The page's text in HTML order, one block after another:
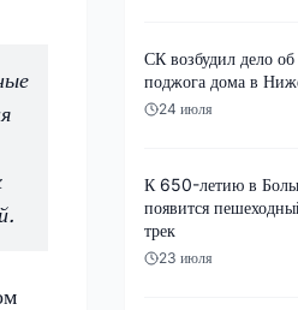
СК возбудил дело
поджога дома в
24 июля
К 650-летию в
появится
трек
23 июля